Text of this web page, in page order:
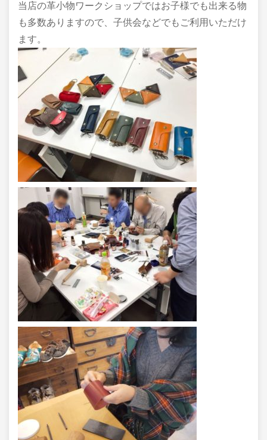
当店の革小物ワークショップではお子様でも出来る物
も多数ありますので、子供会などでもご利用いただけ
ます。